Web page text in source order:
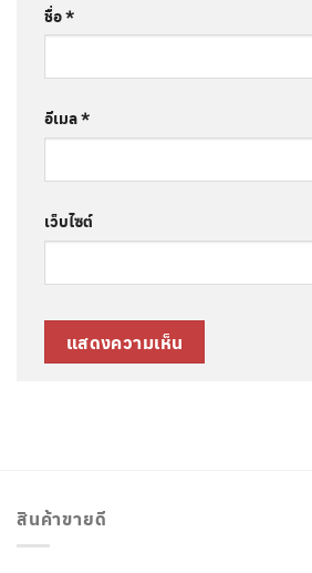
ชื่อ*
อีเมล*
เว็บไซต์
สินค้าขายดี